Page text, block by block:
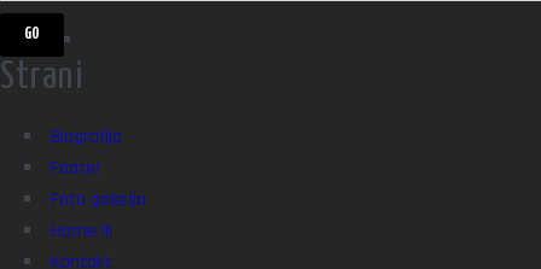
Strani
Biografija
Footer
Foto galerija
Home III
Kontakt